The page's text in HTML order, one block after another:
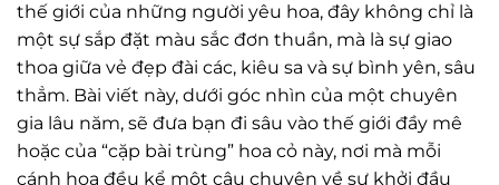
thế giới của những người yêu hoa, đây không chỉ là
một sự sắp đặt màu sắc đơn thuần, mà là sự giao
thoa giữa vẻ đẹp đài các, kiêu sa và sự bình yên, sâu
thẳm. Bài viết này, dưới góc nhìn của một chuyên
gia lâu năm, sẽ đưa bạn đi sâu vào thế giới đầy mê
hoặc của “cặp bài trùng” hoa cỏ này, nơi mà mỗi
cánh hoa đều kể một câu chuyện về sự khởi đầu